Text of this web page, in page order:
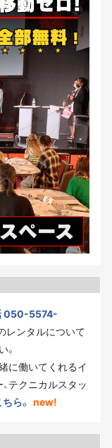
050-5574-
レンタルについて
。
に働いてくれるイ
テクニカルスタッ
ら。 new!